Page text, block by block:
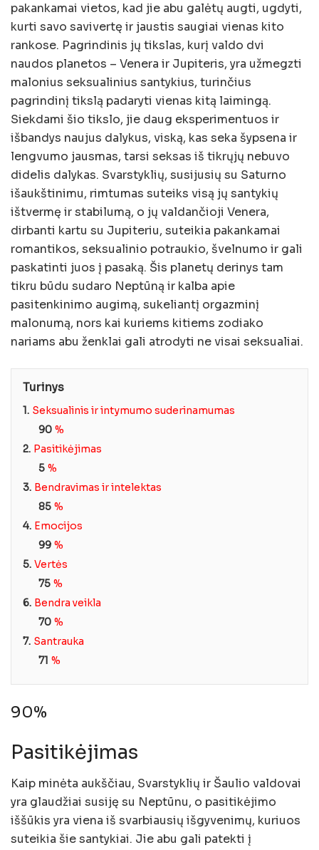
pakankamai vietos, kad jie abu galėtų augti, ugdyti,
kurti savo savivertę ir jaustis saugiai vienas kito
rankose. Pagrindinis jų tikslas, kurį valdo dvi
naudos planetos – Venera ir Jupiteris, yra užmegzti
malonius seksualinius santykius, turinčius
pagrindinį tikslą padaryti vienas kitą laimingą.
Siekdami šio tikslo, jie daug eksperimentuos ir
išbandys naujus dalykus, viską, kas seka šypsena ir
lengvumo jausmas, tarsi seksas iš tikrųjų nebuvo
didelis dalykas. Svarstyklių, susijusių su Saturno
išaukštinimu, rimtumas suteiks visą jų santykių
ištvermę ir stabilumą, o jų valdančioji Venera,
dirbanti kartu su Jupiteriu, suteikia pakankamai
romantikos, seksualinio potraukio, švelnumo ir gali
paskatinti juos į pasaką. Šis planetų derinys tam
tikru būdu sudaro Neptūną ir kalba apie
pasitenkinimo augimą, sukeliantį orgazminį
malonumą, nors kai kuriems kitiems zodiako
nariams abu ženklai gali atrodyti ne visai seksualiai.
Turinys
1. Seksualinis ir intymumo suderinamumas
90 %
2. Pasitikėjimas
5 %
3. Bendravimas ir intelektas
85 %
4. Emocijos
99 %
5. Vertės
75 %
6. Bendra veikla
70 %
7. Santrauka
71 %
90%
Pasitikėjimas
Kaip minėta aukščiau, Svarstyklių ir Šaulio valdovai
yra glaudžiai susiję su Neptūnu, o pasitikėjimo
iššūkis yra viena iš svarbiausių išgyvenimų, kuriuos
suteikia šie santykiai. Jie abu gali patekti į